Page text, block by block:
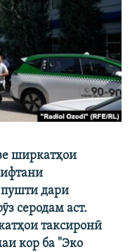
ширкатҳои
дари
серодам аст.
таксиронӣ
кор ба "Эко